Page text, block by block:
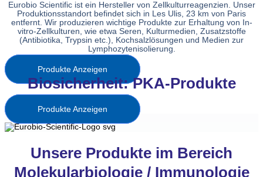
Eurobio Scientific ist ein Hersteller von Zellkulturreagenzien. Unser
Produktionsstandort befindet sich in Les Ulis, 23 km von Paris
entfernt. Wir produzieren wichtige Produkte zur Erhaltung von In-
vitro-Zellkulturen, wie etwa Seren, Kulturmedien, Zusatzstoffe
(Antibiotika, Trypsin etc.), Kochsalzlösungen und Medien zur
Lymphozytenisolierung.
Produkte Anzeigen
Biosicherheit: PKA-Produkte
Produkte Anzeigen
Unsere Produkte im Bereich
Molekularbiologie / Immunologie